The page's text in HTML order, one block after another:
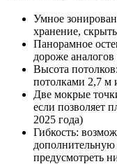
Умное
хранение,
Панорамное
дороже
Высота
потолками 2,7 м
Две мокрые
если позволяет
2025 года)
Гибкость:
предусмотреть